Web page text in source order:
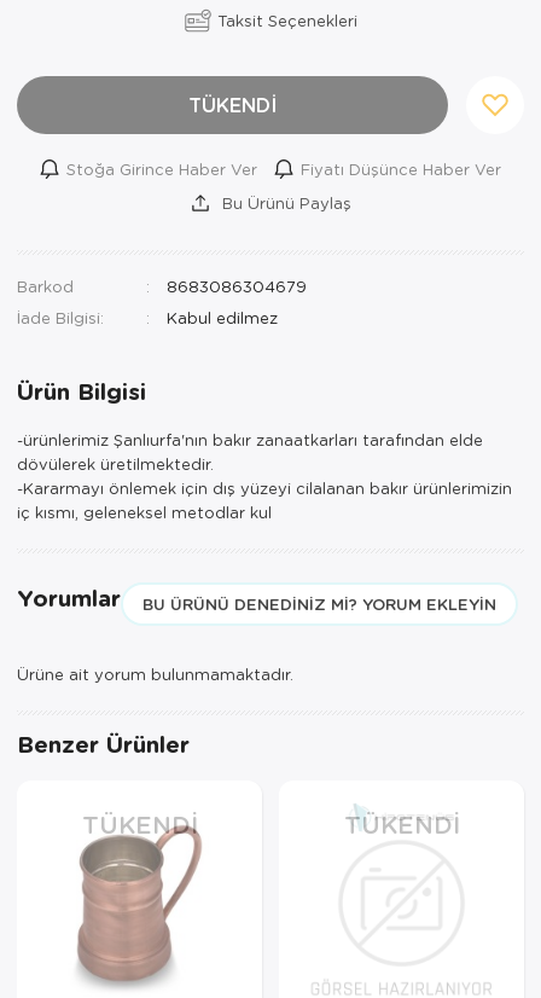
Taksit Seçenekleri
TÜKENDİ
Stoğa Girince Haber Ver
Fiyatı Düşünce Haber Ver
Bu Ürünü Paylaş
Barkod
8683086304679
İade Bilgisi:
Ürün Bilgisi
-ürünlerimiz Şanlıurfa'nın bakır zanaatkarları tarafından elde
dövülerek üretilmektedir.
-Kararmayı önlemek için dış yüzeyi cilalanan bakır ürünlerimizin
iç kısmı, geleneksel metodlar kul
Yorumlar BU ÜRÜNÜ DENEDINIZ MI? YORUM EKLEYIN
Ürüne ait yorum bulunmamaktadır.
Benzer Ürünler
TÜKENDI TÜKENDI